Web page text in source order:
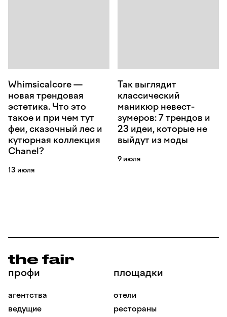
Whimsicalcore —
новая трендовая
эстетика. Что это
такое и при чем тут
феи, сказочный лес и
кутюрная коллекция
Chanel?
13 июля
Так выглядит
классический
маникюр невест-
зумеров: 7 трендов и
23 идеи, которые не
выйдут из моды
9 июля
профи
агентства
ведущие
площадки
отели
рестораны